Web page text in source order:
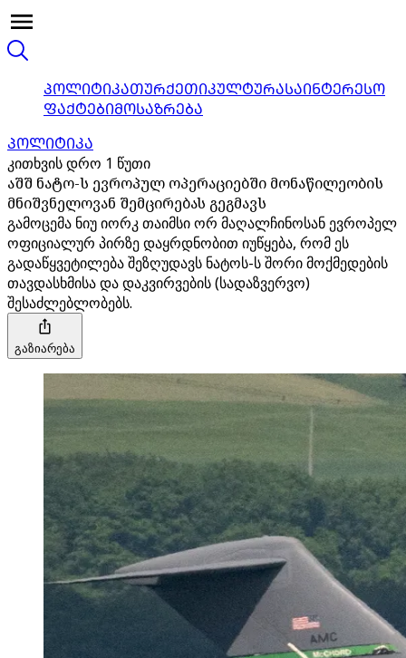
ᲞᲝᲚᲘᲢᲘᲙᲐᲗᲣᲠᲥᲔᲗᲘᲙᲣᲚᲢᲣᲠᲐᲡᲐᲘᲜᲢᲔᲠᲔᲡᲝ
ᲤᲐᲥᲢᲔᲑᲘᲛᲝᲡᲐᲖᲠᲔᲑᲐ
ᲞᲝᲚᲘᲢᲘᲙᲐ
კითხვის დრო 1 წუთი
აშშ ნატო-ს ევროპულ ოპერაციებში მონაწილეობის
მნიშვნელოვან შემცირებას გეგმავს
გამოცემა ნიუ იორკ თაიმსი ორ მაღალჩინოსან ევროპელ
ოფიციალურ პირზე დაყრდნობით იუწყება, რომ ეს
გადაწყვეტილება შეზღუდავს ნატოს-ს შორი მოქმედების
თავდასხმისა და დაკვირვების (სადაზვერვო)
შესაძლებლობებს.
გაზიარება